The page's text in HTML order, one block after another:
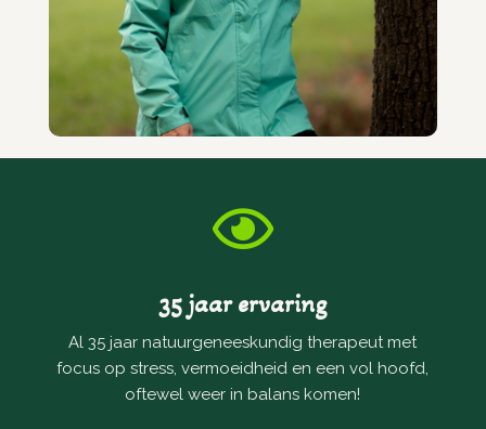

35 jaar ervaring
Al 35 jaar natuurgeneeskundig therapeut met
focus op stress, vermoeidheid en een vol hoofd,
oftewel weer in balans komen!